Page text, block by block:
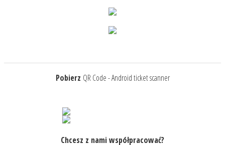
Pobierz QR Code - Android ticket scanner
Chcesz z nami współpracować?